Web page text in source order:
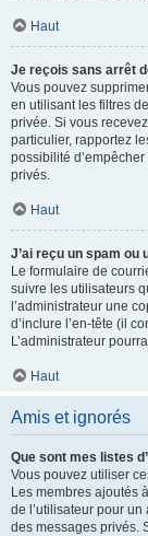
Haut
Je reçois sans arrêt
Vous pouvez
en utilisant les filtres
privée. Si vous
particulier, rapportez
possibilité
privés.
Haut
J’ai reçu un spam ou
Le formulaire de
suivre les utilisateurs
l’administrateur une
d’inclure l’en-tête (il
L’administrateur
Haut
Amis et ignorés
Que sont mes listes
Vous pouvez utiliser
Les membres ajoutés
de l’utilisateur pour
des messages privés.